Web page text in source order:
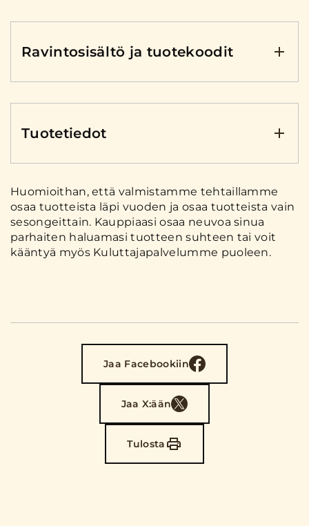
Ravintosisältö ja tuotekoodit
Tuotetiedot
Huomioithan, että valmistamme tehtaillamme
osaa tuotteista läpi vuoden ja osaa tuotteista vain
sesongeittain. Kauppiaasi osaa neuvoa sinua
parhaiten haluamasi tuotteen suhteen tai voit
kääntyä myös Kuluttajapalvelumme puoleen.
Jaa Facebookiin
Jaa X:ään
Tulosta